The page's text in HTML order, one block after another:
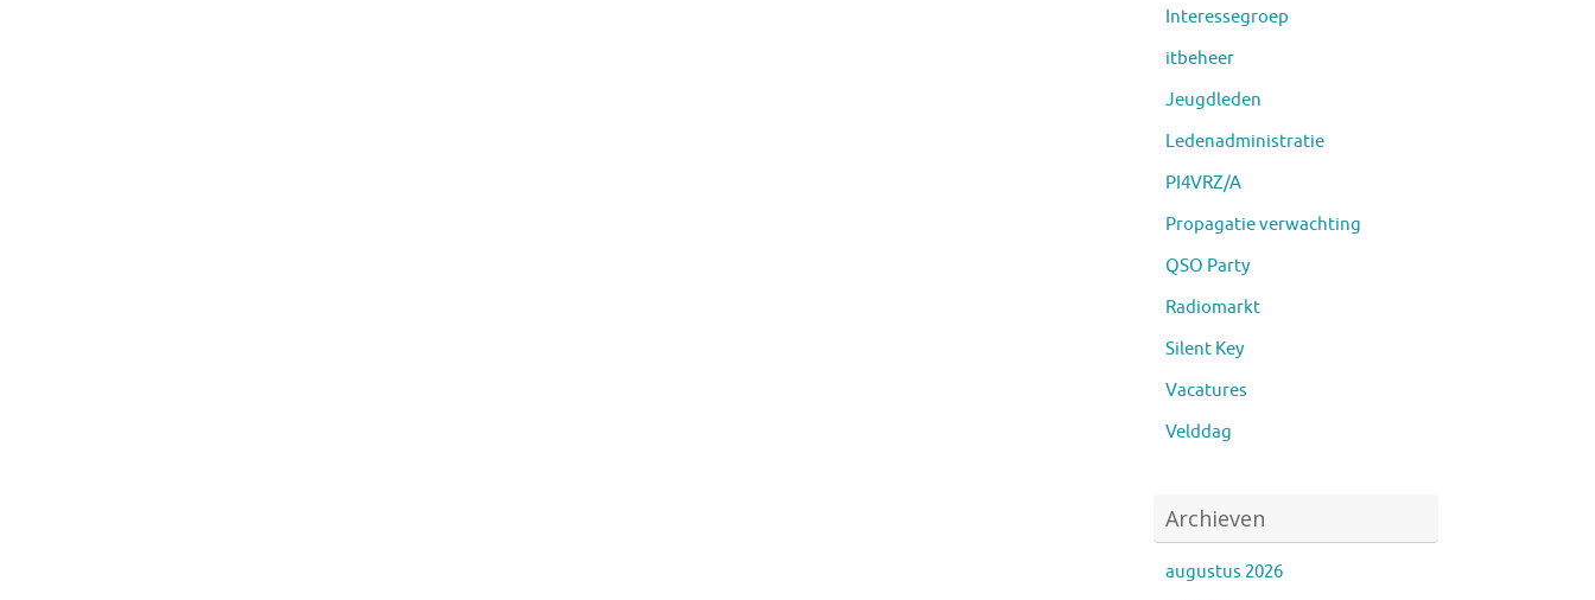
Interessegroep
itbeheer
Jeugdleden
Ledenadministratie
PI4VRZ/A
Propagatie verwachting
QSO Party
Radiomarkt
Silent Key
Vacatures
Velddag
Archieven
augustus 2026